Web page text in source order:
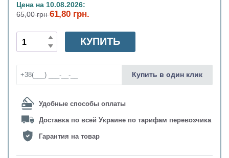
Цена на 10.08.2026:
65,00 грн61,80 грн.
Удобные способы оплаты
Доставка по всей Украине по тарифам перевозчика
Гарантия на товар
КУПИТЬ
Купить в один клик